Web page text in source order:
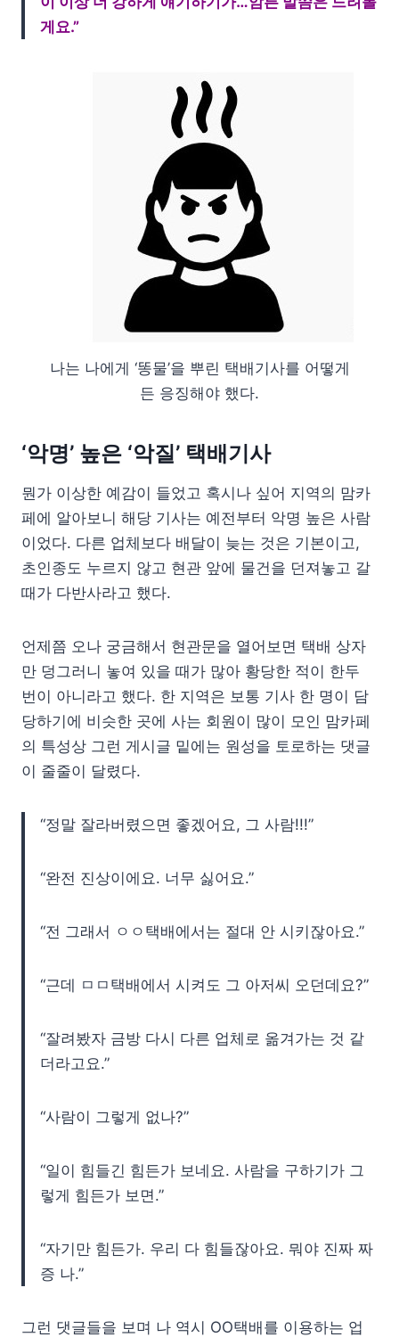
게요.”
나는 나에게 ‘똥물’을 뿌린 택배기사를 어떻게
든 응징해야 했다.
‘악명’ 높은 ‘악질’ 택배기사
뭔가 이상한 예감이 들었고 혹시나 싶어 지역의 맘카
페에 알아보니 해당 기사는 예전부터 악명 높은 사람
이었다. 다른 업체보다 배달이 늦는 것은 기본이고,
초인종도 누르지 않고 현관 앞에 물건을 던져놓고 갈
때가 다반사라고 했다.
언제쯤 오나 궁금해서 현관문을 열어보면 택배 상자
만 덩그러니 놓여 있을 때가 많아 황당한 적이 한두
번이 아니라고 했다. 한 지역은 보통 기사 한 명이 담
당하기에 비슷한 곳에 사는 회원이 많이 모인 맘카페
의 특성상 그런 게시글 밑에는 원성을 토로하는 댓글
이 줄줄이 달렸다.
“정말 잘라버렸으면 좋겠어요, 그 사람!!!”
“완전 진상이에요. 너무 싫어요.”
“전 그래서 ㅇㅇ택배에서는 절대 안 시키잖아요.”
“근데 ㅁㅁ택배에서 시켜도 그 아저씨 오던데요?”
“잘려봤자 금방 다시 다른 업체로 옮겨가는 것 같
더라고요.”
“사람이 그렇게 없나?”
“일이 힘들긴 힘든가 보네요. 사람을 구하기가 그
렇게 힘든가 보면.”
“자기만 힘든가. 우리 다 힘들잖아요. 뭐야 진짜 짜
증 나.”
그런 댓글들을 보며 나 역시 OO택배를 이용하는 업